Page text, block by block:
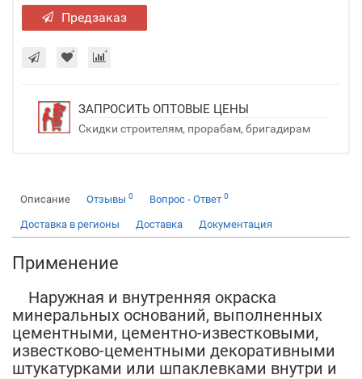
Предзаказ
ЗАПРОСИТЬ ОПТОВЫЕ ЦЕНЫ
Скидки строителям, прорабам, бригадирам
Описание Отзывы 0 Вопрос - Ответ 0
Доставка в регионы Доставка Документация
Применение
Наружная и внутренняя окраска
минеральных оснований, выполненных
цементными, цементно-известковыми,
известково-цементными декоративными
штукатурками или шпаклевками внутри и